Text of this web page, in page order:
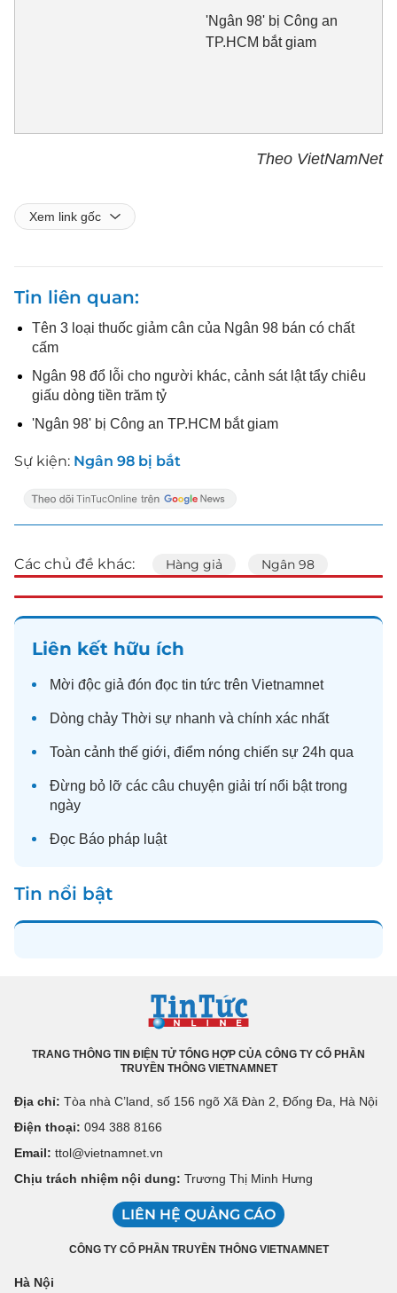
'Ngân 98' bị Công an
TP.HCM bắt giam
Theo VietNamNet
Xem link gốc
Tin liên quan
Tên 3 loại thuốc giảm cân của Ngân 98 bán có chất
cấm
Ngân 98 đổ lỗi cho người khác, cảnh sát lật tẩy chiêu
giấu dòng tiền trăm tỷ
'Ngân 98' bị Công an TP.HCM bắt giam
Sự kiện: Ngân 98 bị bắt
Các chủ đề khác: Hàng giả Ngân 98
Liên kết hữu ích
Mời độc giả đón đọc tin tức trên Vietnamnet
Dòng chảy Thời sự nhanh và chính xác nhất
Toàn cảnh thế giới, điểm nóng chiến sự 24h qua
Đừng bỏ lỡ các câu chuyện giải trí nổi bật trong
ngày
Đọc Báo pháp luật
Tin nổi bật
TRANG THÔNG TIN ĐIỆN TỬ TỔNG HỢP CỦA CÔNG TY CỔ PHẦN
TRUYỀN THÔNG VIETNAMNET
Địa chỉ: Tòa nhà C’land, số 156 ngõ Xã Đàn 2, Đống Đa, Hà Nội
Điện thoại: 094 388 8166
Email: ttol@vietnamnet.vn
Chịu trách nhiệm nội dung: Trương Thị Minh Hưng
LIÊN HỆ QUẢNG CÁO
CÔNG TY CỔ PHẦN TRUYỀN THÔNG VIETNAMNET
Hà Nội